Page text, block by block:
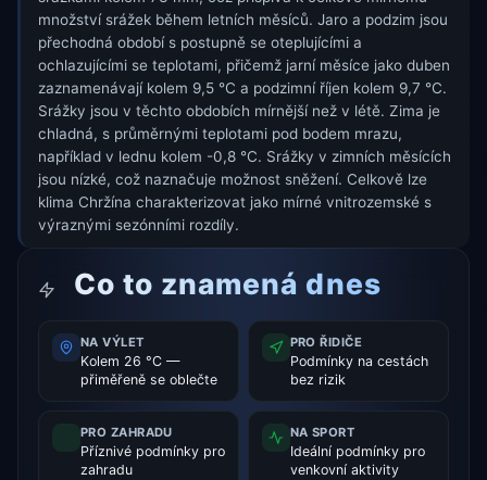
množství srážek během letních měsíců. Jaro a podzim jsou
přechodná období s postupně se oteplujícími a
ochlazujícími se teplotami, přičemž jarní měsíce jako duben
zaznamenávají kolem 9,5 °C a podzimní říjen kolem 9,7 °C.
Srážky jsou v těchto obdobích mírnější než v létě. Zima je
chladná, s průměrnými teplotami pod bodem mrazu,
například v lednu kolem -0,8 °C. Srážky v zimních měsících
jsou nízké, což naznačuje možnost sněžení. Celkově lze
klima Chržína charakterizovat jako mírné vnitrozemské s
výraznými sezónními rozdíly.
Co to znamená dnes
NA VÝLET
Kolem 26 °C —
přiměřeně se oblečte
PRO ŘIDIČE
Podmínky na cestách
bez rizik
PRO ZAHRADU
Příznivé podmínky pro
zahradu
NA SPORT
Ideální podmínky pro
venkovní aktivity